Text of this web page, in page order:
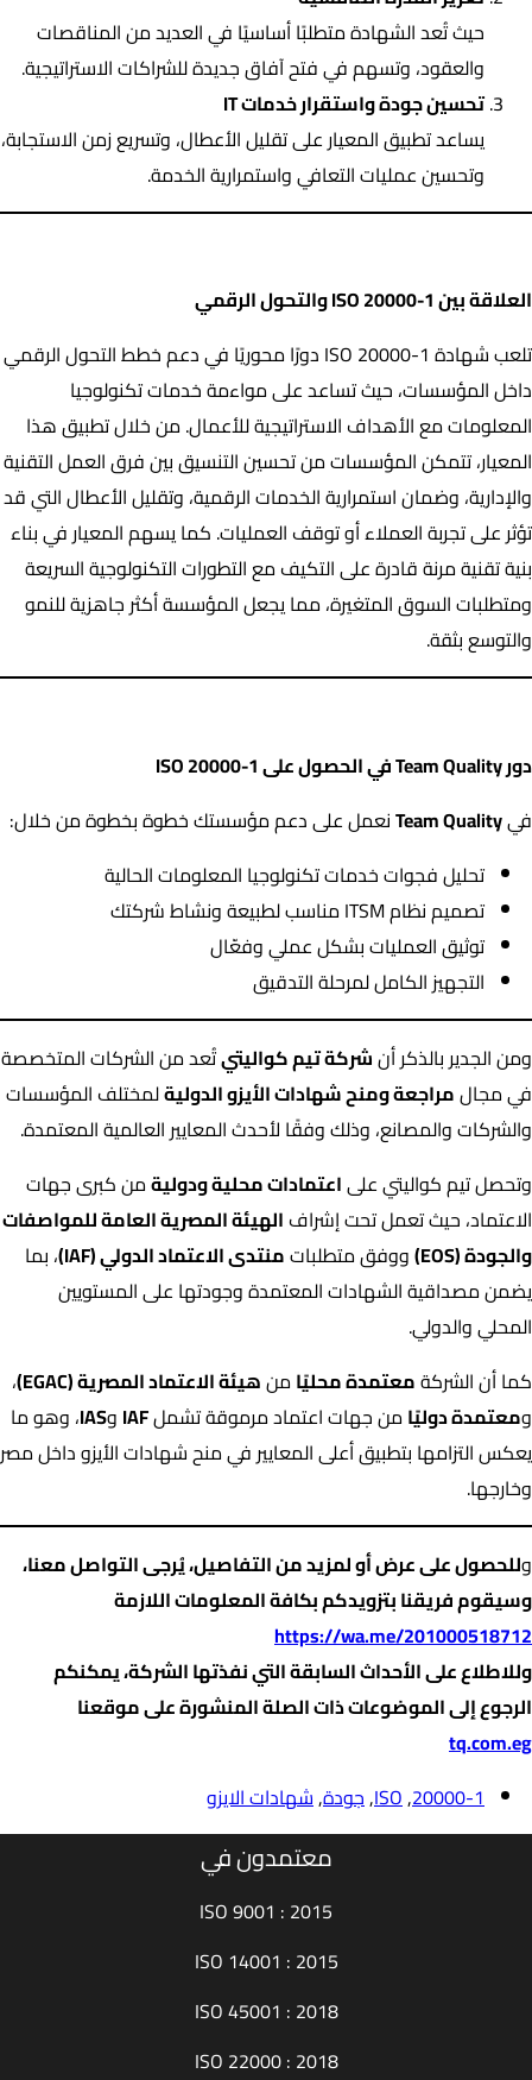
حيث تُعد الشهادة متطلبًا أساسيًا في العديد من المناقصات
والعقود، وتسهم في فتح آفاق جديدة للشراكات الاستراتيجية.
تحسين جودة واستقرار خدمات IT
يساعد تطبيق المعيار على تقليل الأعطال، وتسريع زمن الاستجابة،
وتحسين عمليات التعافي واستمرارية الخدمة.
العلاقة بين ISO 20000-1 والتحول الرقمي
تلعب شهادة ISO 20000-1 دورًا محوريًا في دعم خطط التحول الرقمي
داخل المؤسسات، حيث تساعد على مواءمة خدمات تكنولوجيا
المعلومات مع الأهداف الاستراتيجية للأعمال. من خلال تطبيق هذا
المعيار، تتمكن المؤسسات من تحسين التنسيق بين فرق العمل التقنية
والإدارية، وضمان استمرارية الخدمات الرقمية، وتقليل الأعطال التي قد
تؤثر على تجربة العملاء أو توقف العمليات. كما يسهم المعيار في بناء
بنية تقنية مرنة قادرة على التكيف مع التطورات التكنولوجية السريعة
ومتطلبات السوق المتغيرة، مما يجعل المؤسسة أكثر جاهزية للنمو
والتوسع بثقة.
دور Team Quality في الحصول على ISO 20000-1
فيTeam Qualityنعمل على دعم مؤسستك خطوة بخطوة من خلال:
تحليل فجوات خدمات تكنولوجيا المعلومات الحالية
تصميم نظام ITSM مناسب لطبيعة ونشاط شركتك
توثيق العمليات بشكل عملي وفعّال
التجهيز الكامل لمرحلة التدقيق
ومن الجدير بالذكر أنشركة تيم كواليتيتُعد من الشركات المتخصصة
في مجالمراجعة ومنح شهادات الأيزو الدوليةلمختلف المؤسسات
والشركات والمصانع، وذلك وفقًا لأحدث المعايير العالمية المعتمدة.
وتحصل تيم كواليتي علىاعتمادات محلية ودوليةمن كبرى جهات
الاعتماد، حيث تعمل تحت إشرافالهيئة المصرية العامة للمواصفات
والجودة (EOS)
ووفق متطلباتمنتدى الاعتماد الدولي (IAF)
، بما
يضمن مصداقية الشهادات المعتمدة وجودتها على المستويين
المحلي والدولي.
كما أن الشركةمعتمدة محليًا منهيئة الاعتماد المصرية (EGAC)
،
ومعتمدة دوليًا من جهات اعتماد مرموقة تشملIAF وIAS، وهو ما
يعكس التزامها بتطبيق أعلى المعايير في منح شهادات الأيزو داخل مصر
وخارجها.
وللحصول علىعرضأو لمزيد من التفاصيل، يُرجى التواصل معنا،
وسيقوم فريقنا بتزويدكم بكافة المعلومات اللازمة
https://wa.me/201000518712
وللاطلاع على الأحداث السابقة التي نفذتها الشركة، يمكنكم
الرجوع إلى الموضوعات ذات الصلة المنشورة على موقعنا
tq.com.eg
20000-1
,
ISO
,جودة,شهادات الايزو
معتمدون في
ISO 9001 : 2015
ISO 14001 : 2015
ISO 45001 : 2018
ISO 22000 : 2018